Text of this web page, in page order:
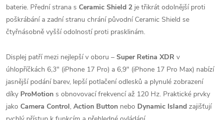
baterie. Přední strana s Ceramic Shield 2 je třikrát odolnější proti
poškrábání a zadní stranu chrání původní Ceramic Shield se
čtyřnásobně vyšší odolností proti prasklinám.
Displej patří mezi nejlepší v oboru – Super Retina XDR v
úhlopříčkách 6,3" (iPhone 17 Pro) a 6,9" (iPhone 17 Pro Max) nabízí
jasnější podání barev, lepší potlačení odlesků a plynulé zobrazení
díky ProMotion s obnovovací frekvencí až 120 Hz. Praktické prvky
jako Camera Control, Action Button nebo Dynamic Island zajišťují